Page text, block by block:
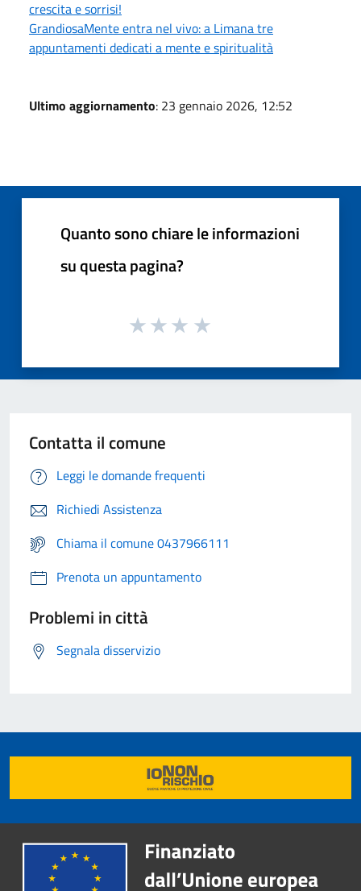
crescita e sorrisi!
GrandiosaMente entra nel vivo: a Limana tre
appuntamenti dedicati a mente e spiritualità
Ultimo aggiornamento: 23 gennaio 2026, 12:52
Quanto sono chiare le informazioni
su questa pagina?
Contatta il comune
Leggi le domande frequenti
Richiedi Assistenza
Chiama il comune 0437966111
Prenota un appuntamento
Problemi in città
Segnala disservizio